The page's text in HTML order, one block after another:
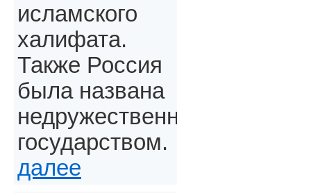
исламского
халифата.
Также Россия
была названа
недружественным
государством.
далее